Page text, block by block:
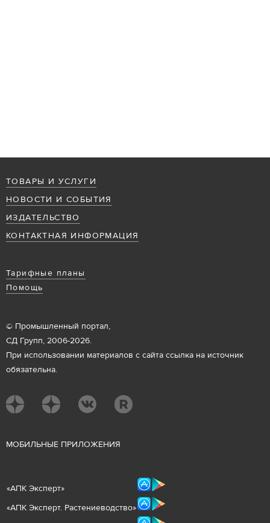
ТОВАРЫ И УСЛУГИ
НОВОСТИ И СОБЫТИЯ
ИЗДАТЕЛЬСТВО
КОНТАКТНАЯ ИНФОРМАЦИЯ
Тарифные планы
Помощь
© Промышленный портал,
СД Групп, 2006-2026.
При использовании материалов с сайта ссылка на источник
обязательна.
МОБИЛЬНЫЕ ПРИЛОЖЕНИЯ
«АПК Эксперт»
«АПК Эксперт. Растениеводство»